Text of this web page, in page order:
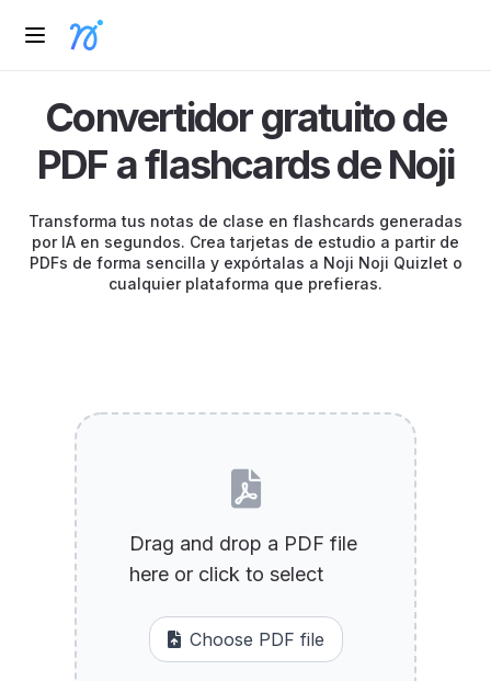
Convertidor gratuito de
PDF a flashcards de Noji
Transforma tus notas de clase en flashcards generadas
por IA en segundos. Crea tarjetas de estudio a partir de
PDFs de forma sencilla y expórtalas a Noji Noji Quizlet o
cualquier plataforma que prefieras.